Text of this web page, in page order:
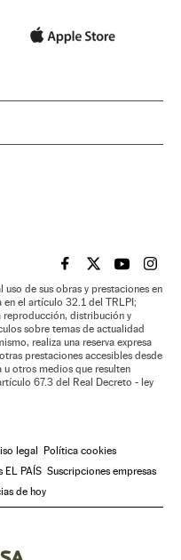
EL PAÍS BRASIL EN
EL PAÍSEL PAÍS
EL
uso de sus obras y prestaciones en
en el artículo 32.1 del TRLPI;
reproducción, distribución y
sobre temas de actualidad
realiza una reserva expresa
prestaciones accesibles desde
otros medios que resulten
67.3 del Real Decreto - ley
legal
Política cookies
EL PAÍS Suscripciones empresas
de hoy